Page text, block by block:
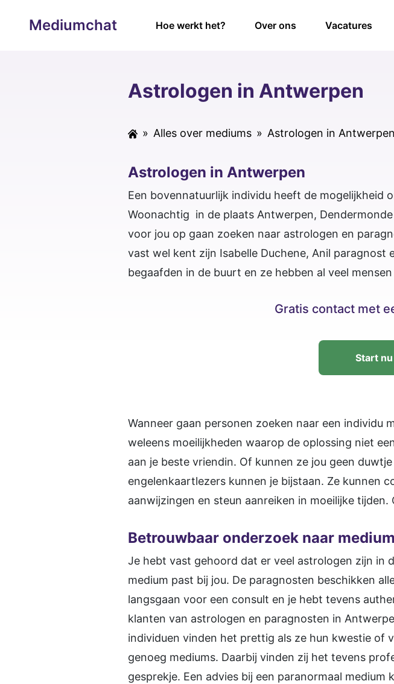
Mediumchat Hoe werkt het? Over ons Vacatures
Astrologen in Antwerpen
» Alles over mediums » Astrologen in Antwerpen
Astrologen in Antwerpen
Een bovennatuurlijk individu heeft de
Woonachtig in de plaats Antwerpen,
voor jou op gaan zoeken naar astrologen en
vast wel kent zijn Isabelle Duchene, Anil
begaafden in de buurt en ze hebben al veel
Gratis contact met
Start
Wanneer gaan personen zoeken naar een individu
weleens moeilijkheden waarop de oplossing niet
aan je beste vriendin. Of kunnen ze jou geen
engelenkaartlezers kunnen je bijstaan. Ze kunnen
aanwijzingen en steun aanreiken in moeilijke
Betrouwbaar onderzoek naar
Je hebt vast gehoord dat er veel astrologen zijn in
medium past bij jou. De paragnosten beschikken
langsgaan voor een consult en je hebt tevens
klanten van astrologen en paragnosten in
individuen vinden het prettig als ze hun kwestie of
genoeg mediums. Daarbij vinden zij het tevens
gesprekje. Een advies bij een paranormaal